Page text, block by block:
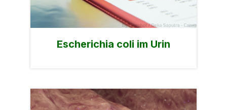
Escherichia coli im Urin